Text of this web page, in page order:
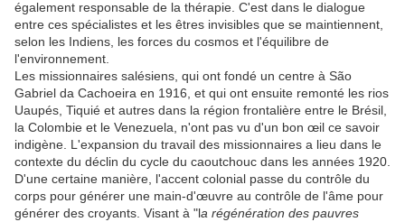
également responsable de la thérapie. C'est dans le dialogue
entre ces spécialistes et les êtres invisibles que se maintiennent,
selon les Indiens, les forces du cosmos et l'équilibre de
l'environnement.
Les missionnaires salésiens, qui ont fondé un centre à São
Gabriel da Cachoeira en 1916, et qui ont ensuite remonté les rios
Uaupés, Tiquié et autres dans la région frontalière entre le Brésil,
la Colombie et le Venezuela, n'ont pas vu d'un bon œil ce savoir
indigène. L'expansion du travail des missionnaires a lieu dans le
contexte du déclin du cycle du caoutchouc dans les années 1920.
D'une certaine manière, l'accent colonial passe du contrôle du
corps pour générer une main-d'œuvre au contrôle de l'âme pour
générer des croyants. Visant à "la régénération des pauvres